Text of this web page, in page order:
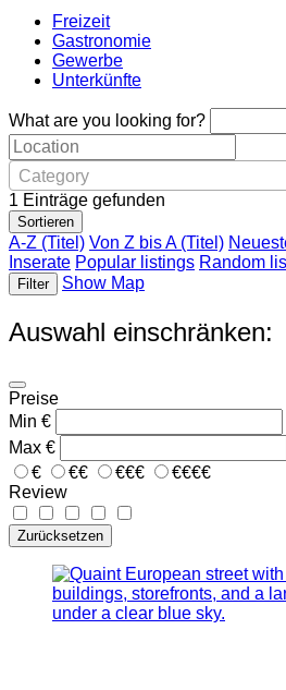
Freizeit
Gastronomie
Gewerbe
Unterkünfte
What are you looking for?
Category
1 Einträge gefunden
Sortieren
A-Z (Titel) Von Z bis A (Titel)
Inserate Popular listings Random
Filter Show Map
Auswahl einschränken:
Preise
Min €
Max €
€
€€ €€€
€€€€
Review
Zurücksetzen